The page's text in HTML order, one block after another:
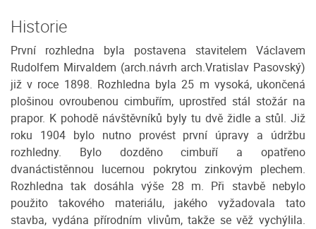
Historie
První rozhledna byla postavena stavitelem Václavem
Rudolfem Mirvaldem (arch.návrh arch.Vratislav Pasovský)
již v roce 1898. Rozhledna byla 25 m vysoká, ukončená
plošinou ovroubenou cimbuřím, uprostřed stál stožár na
prapor. K pohodě návštěvníků byly tu dvě židle a stůl. Již
roku 1904 bylo nutno provést první úpravy a údržbu
rozhledny. Bylo dozděno cimbuří a opatřeno
dvanáctistěnnou lucernou pokrytou zinkovým plechem.
Rozhledna tak dosáhla výše 28 m. Při stavbě nebylo
použito takového materiálu, jakého vyžadovala tato
stavba, vydána přírodním vlivům, takže se věž vychýlila.